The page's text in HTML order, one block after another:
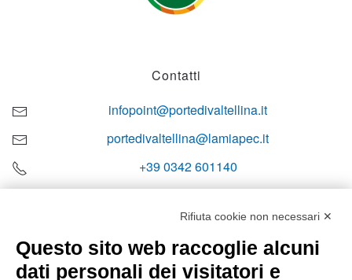
Contatti
infopoint@portedivaltellina.it
portedivaltellina@lamiapec.it
+39 0342 601140
Orari di apertura
Rifiuta cookie non necessari ✕
Questo sito web raccoglie alcuni
dati personali dei visitatori e